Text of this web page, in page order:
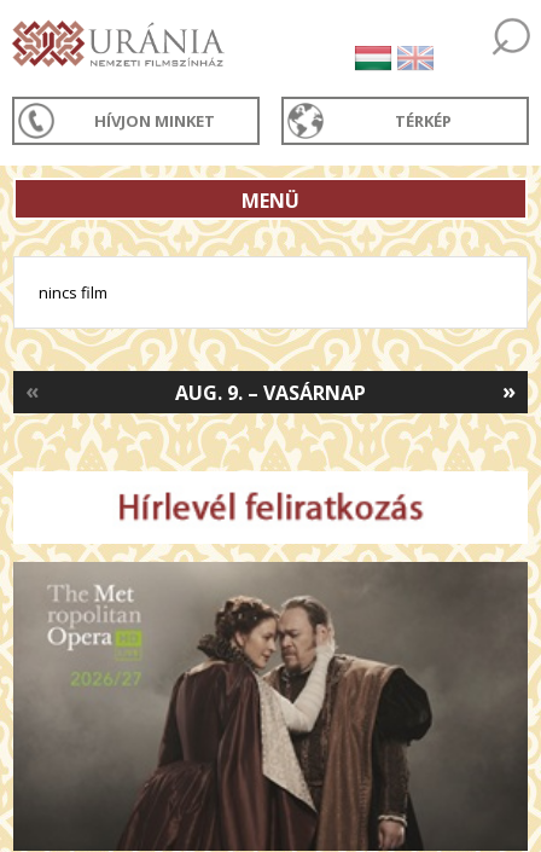
HÍVJON MINKET TÉRKÉP
MENÜ
nincs film
»
AUG. 9. – VASÁRNAP
«